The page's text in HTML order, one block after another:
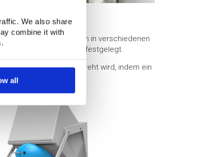
We also share
combine it with
all
Hebekissen in verschiedenen
mit dem Kunden festgelegt.
ein Container umgedreht wird, indem ein